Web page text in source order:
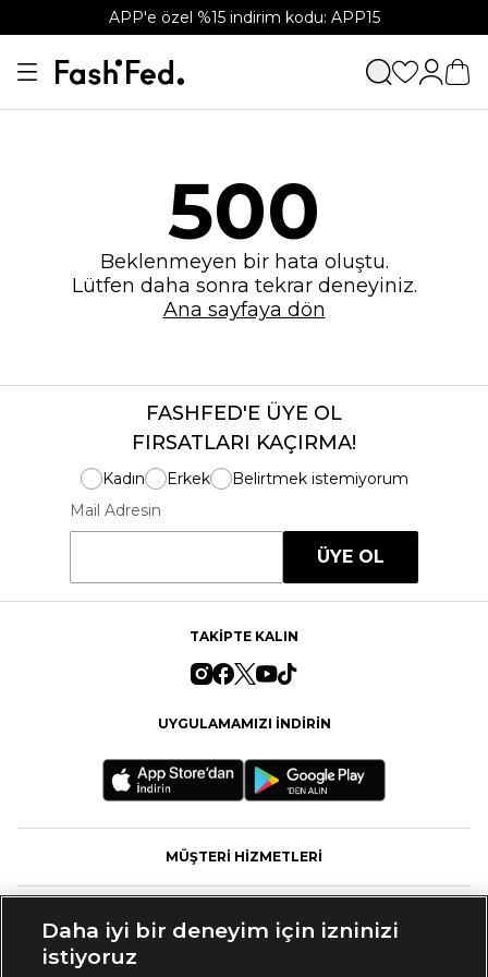
APP'e özel %15 indirim kodu: APP15
500
Beklenmeyen bir hata oluştu.
Lütfen daha sonra tekrar deneyiniz.
Ana sayfaya dön
FASHFED'E ÜYE OL
FIRSATLARI KAÇIRMA!
Kadın Erkek
Belirtmek istemiyorum
Mail Adresin
ÜYE OL
TAKİPTE KALIN
UYGULAMAMIZI İNDİRİN
MÜŞTERİ HİZMETLERİ
Daha iyi bir deneyim için izninizi
istiyoruz